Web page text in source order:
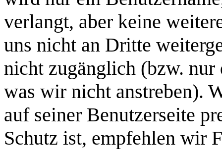
verlangt, aber keine
uns nicht an Dritte
nicht zugänglich (bzw. nur
was wir nicht anstreben).
auf seiner Benutzerseite
Schutz ist, empfehlen wir